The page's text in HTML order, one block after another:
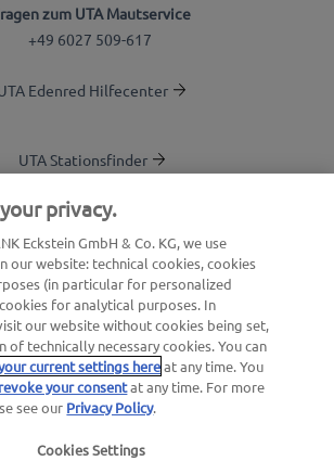
zum UTA Mautservice
+49 6027 509-617
Edenred Hilfecenter
UTA Stationsfinder
Blog
Login Kundenbereich
Über UTA Edenred
UTA Academy
Datenschutzerklärung |
privacy.
Eckstein GmbH & Co. KG, we use
our website: technical cookies, cookies
(in particular for personalized
for analytical purposes. In
our website without cookies being set,
of technically necessary cookies. You can
current settings hereat any time. You
your consentat any time. For more
see our Privacy Policy.
Cookies Settings